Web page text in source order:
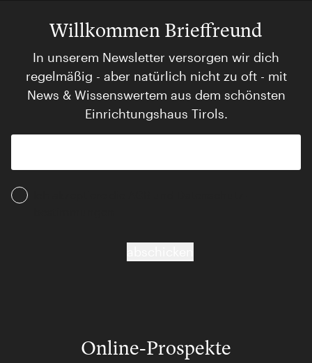
Willkommen Brieffreund
In unserem Newsletter versorgen wir dich
regelmäßig - aber natürlich nicht zu oft - mit
News & Wissenswertem aus dem schönsten
Einrichtungshaus Tirols.
Online-Prospekte